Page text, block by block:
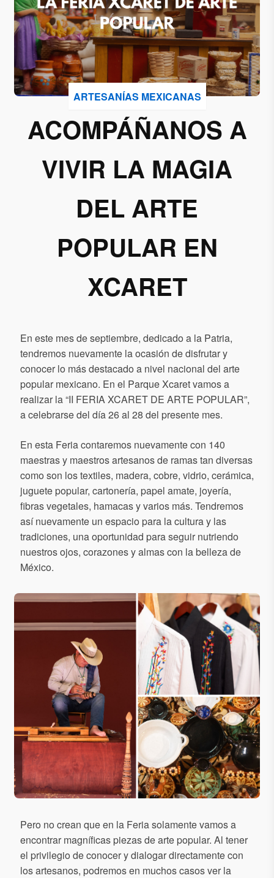
ARTESANÍAS MEXICANAS
ACOMPÁÑANOS A
VIVIR LA MAGIA
DEL ARTE
POPULAR EN
XCARET
En este mes de septiembre, dedicado a la Patria,
tendremos nuevamente la ocasión de disfrutar y
conocer lo más destacado a nivel nacional del arte
popular mexicano. En el Parque Xcaret vamos a
realizar la “II FERIA XCARET DE ARTE POPULAR”,
a celebrarse del día 26 al 28 del presente mes.
En esta Feria contaremos nuevamente con 140
maestras y maestros artesanos de ramas tan diversas
como son los textiles, madera, cobre, vidrio, cerámica,
juguete popular, cartonería, papel amate, joyería,
fibras vegetales, hamacas y varios más. Tendremos
así nuevamente un espacio para la cultura y las
tradiciones, una oportunidad para seguir nutriendo
nuestros ojos, corazones y almas con la belleza de
México.
Pero no crean que en la Feria solamente vamos a
encontrar magníficas piezas de arte popular. Al tener
el privilegio de conocer y dialogar directamente con
los artesanos, podremos en muchos casos ver la
Acepto
recibir
correos
de
Grupo
Xcaret
Otorgo mi
para
suscribirme